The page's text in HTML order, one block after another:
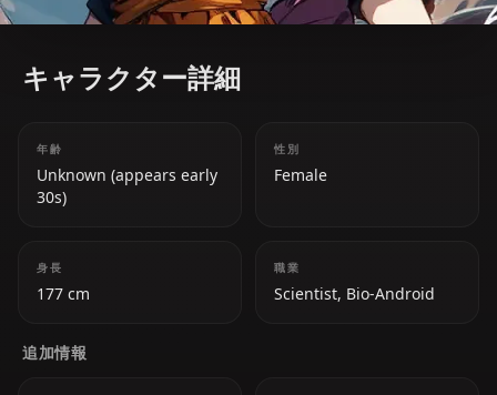
キャラクター詳細
年齢
Unknown (appears early
30s)
性別
Female
身長
177 cm
職業
Scientist, Bio-Android
追加情報